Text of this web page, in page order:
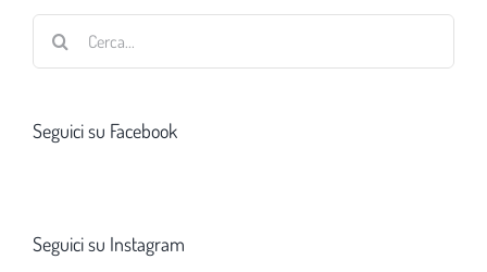
Seguici su Facebook
Seguici su Instagram